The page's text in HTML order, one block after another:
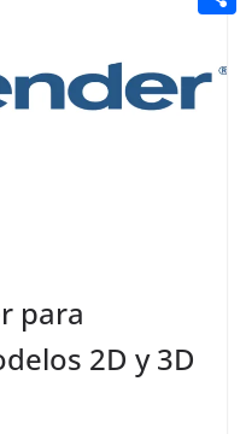
para
2D y 3D
n
r
r
a
l
o